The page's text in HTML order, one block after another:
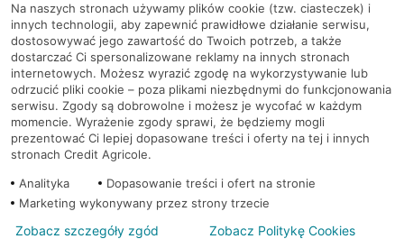
RODO
Regulamin serwisu
Mapa serwisu
PolitykaCookies
© 2026 Credit Agricole Bank Polska S.A. Wszelkie prawa zastrzeżone
Na naszych stronach używamy plików cookie (tzw. ciasteczek) i
innych technologii, aby zapewnić prawidłowe działanie serwisu,
dostosowywać jego zawartość do Twoich potrzeb, a także
dostarczać Ci spersonalizowane reklamy na innych stronach
internetowych. Możesz wyrazić zgodę na wykorzystywanie lub
odrzucić pliki cookie – poza plikami niezbędnymi do funkcjonowania
serwisu. Zgody są dobrowolne i możesz je wycofać w każdym
momencie. Wyrażenie zgody sprawi, że będziemy mogli
prezentować Ci lepiej dopasowane treści i oferty na tej i innych
stronach Credit Agricole.
Analityka
Dopasowanie treści i ofert na stronie
Marketing wykonywany przez strony trzecie
Zobacz szczegóły zgód Zobacz Politykę Cookies